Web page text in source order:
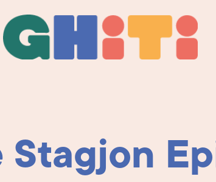
Ghiti
Ghiti
Stagjon